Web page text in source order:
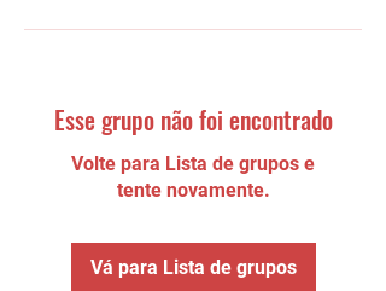
Esse grupo não foi encontrado
Volte para Lista de grupos e
tente novamente.
Vá para Lista de grupos